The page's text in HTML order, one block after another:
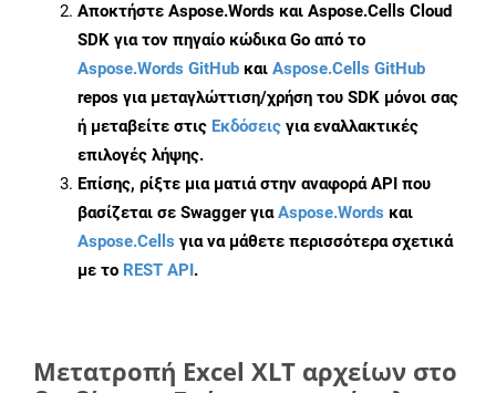
Αποκτήστε Aspose.Words και Aspose.Cells Cloud
SDK για τον πηγαίο κώδικα Go από το
Aspose.Words GitHub και Aspose.Cells GitHub
repos για μεταγλώττιση/χρήση του SDK μόνοι σας
ή μεταβείτε στις Εκδόσεις για εναλλακτικές
επιλογές λήψης.
Επίσης, ρίξτε μια ματιά στην αναφορά API που
βασίζεται σε Swagger γιαAspose.Words και
Aspose.Cells για να μάθετε περισσότερα σχετικά
με το REST API.
Μετατροπή Excel XLT αρχείων στο